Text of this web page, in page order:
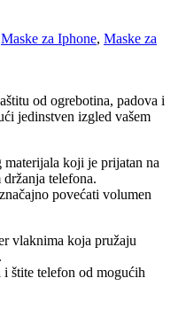
Maske za Iphone, Maske za
od ogrebotina, padova i
jedinstven izgled vašem
koji je prijatan na
telefona.
povećati volumen
vlaknima koja pružaju
štite telefon od mogućih